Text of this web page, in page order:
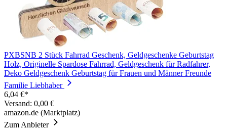
PXBSNB 2 Stück Fahrrad Geschenk, Geldgeschenke Geburtstag
Holz, Originelle Spardose Fahrrad, Geldgeschenk für Radfahrer,
Deko Geldgeschenk Geburtstag für Frauen und Männer Freunde
Familie Liebhaber
6,04 €*
Versand: 0,00 €
amazon.de (Marktplatz)
Zum Anbieter